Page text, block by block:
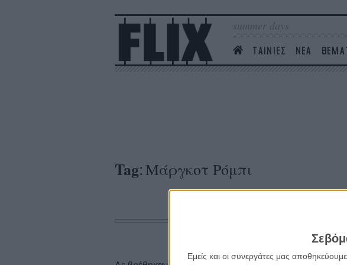
Εμείς και οι συνεργάτες μας
summer days
ΤΑΙΝΙΕΣ ΝΕΑ
Tag: Μάργκοτ Ρόμπι